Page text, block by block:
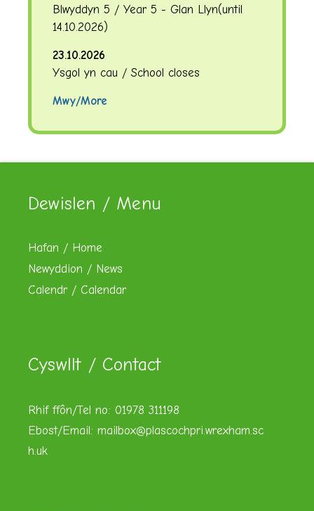
Blwyddyn 5 / Year 5 - Glan Llyn(until
14.10.2026)
23.10.2026
Ysgol yn cau / School closes
Mwy/More
Dewislen / Menu
Hafan / Home
Newyddion / News
Calendr / Calendar
Cyswllt / Contact
Rhif ffôn/Tel no: 01978 311198
Ebost/Email: mailbox@plascochpri.wrexham.sc
h.uk